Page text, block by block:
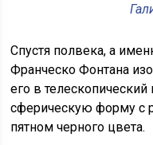
Спустя полвека, а
Франческо Фонтана
его в
сферическую форму с
пятном черного цвета.